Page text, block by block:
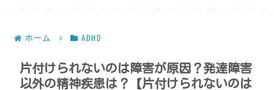
ホーム ADHD
片付けられないのは障害が原因？発達障害
以外の精神疾患は？【片付けられないのは